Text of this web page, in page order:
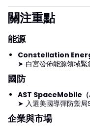
關注重點
能源
Constellation
➤ 白宮發佈能源領域緊
國防
AST SpaceMobile（
➤ 入選美國導彈防禦局
企業與市場